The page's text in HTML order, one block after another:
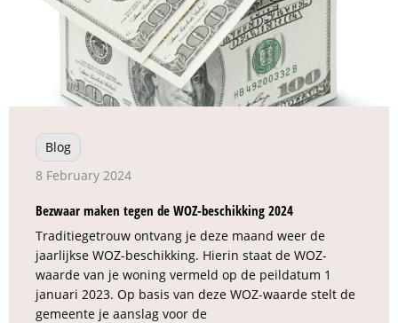
Blog
8 February 2024
Bezwaar maken tegen de WOZ-beschikking 2024
Traditiegetrouw ontvang je deze maand weer de
jaarlijkse WOZ-beschikking. Hierin staat de WOZ-
waarde van je woning vermeld op de peildatum 1
januari 2023. Op basis van deze WOZ-waarde stelt de
gemeente je aanslag voor de